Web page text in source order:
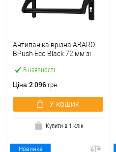
В наявності
Антипаніка врізна ABARO
BPush Eco Black 72 мм зі
Ціна 2 096 грн.
У кошик
Купити в 1 клік
Новинка